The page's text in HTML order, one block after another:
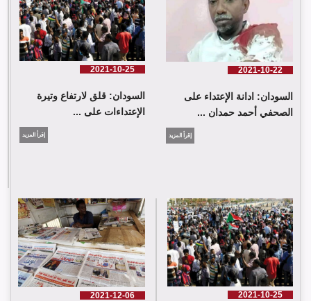
2021-10-22
السودان: ادانة الإعتداء على
الصحفي أحمد حمدان ...
إقرأ المزيد
2021-10-25
السودان: قلق لارتفاع وتيرة
الإعتداءات على ...
إقرأ المزيد
2021-10-25
2021-12-06